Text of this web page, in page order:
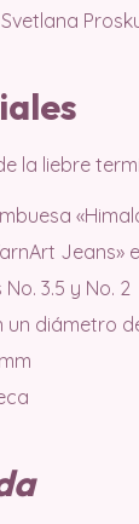
Svetlana
la liebre
Jeans»
3.5 y No. 2
un diámetro